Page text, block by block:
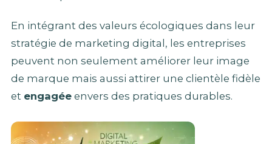
En intégrant des valeurs écologiques dans leur
stratégie de marketing digital, les entreprises
peuvent non seulement améliorer leur image
de marque mais aussi attirer une clientèle fidèle
et engagée envers des pratiques durables.